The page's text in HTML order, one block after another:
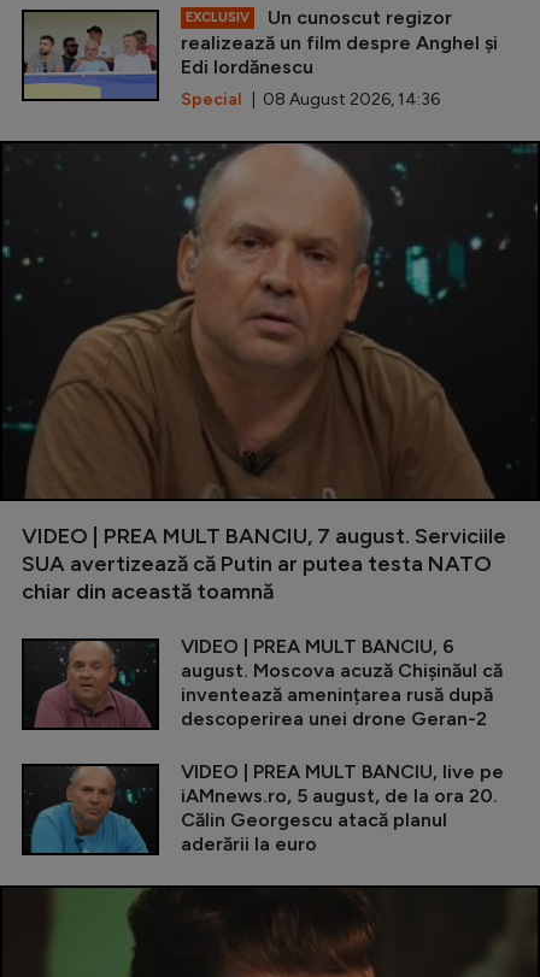
EXCLUSIV
Un cunoscut regizor
realizează un film despre Anghel și
Edi Iordănescu
Special | 08 August 2026, 14:36
VIDEO | PREA MULT BANCIU, 7 august. Serviciile
SUA avertizează că Putin ar putea testa NATO
chiar din această toamnă
VIDEO | PREA MULT BANCIU, 6
august. Moscova acuză Chișinăul că
inventează amenințarea rusă după
descoperirea unei drone Geran-2
VIDEO | PREA MULT BANCIU, live pe
iAMnews.ro, 5 august, de la ora 20.
Călin Georgescu atacă planul
aderării la euro